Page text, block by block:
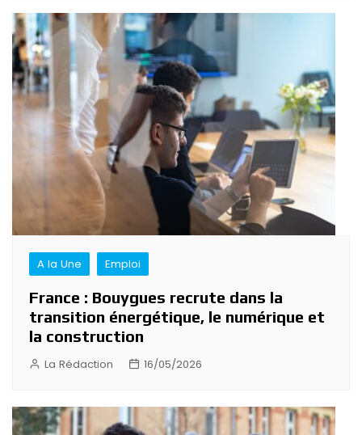
A la Une Emploi
France : Bouygues recrute dans la
transition énergétique, le numérique et
la construction
La Rédaction 16/05/2026